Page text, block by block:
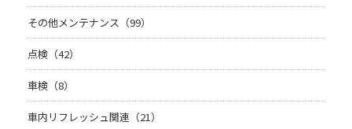
その他メンテナンス（99）
点検（42）
車検（8）
車内リフレッシュ関連（21）